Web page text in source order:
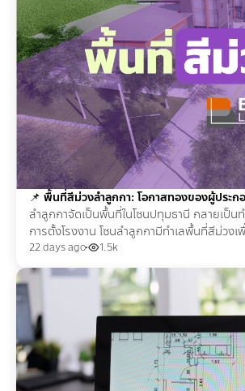
📌 พื้นที่สีม่วงลำลูกกา: โอกาสทองของผู้ประก
ลำลูกกาจัดเป็นพื้นที่ในโซนปทุมธานี กลายเป็นท
การตั้งโรงงาน โซนลำลูกกามีทำเลพื้นที่สีม่วงเ
เล็กจนถึงใหญ่
22 days ago 1.5k